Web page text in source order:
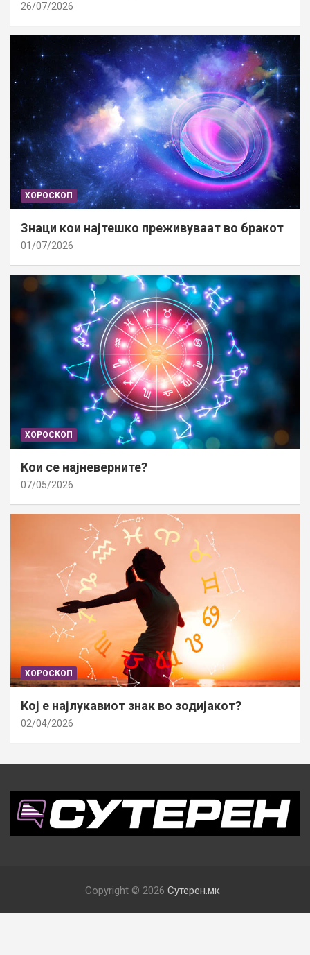
26/07/2026
ХОРОСКОП
Знаци кои најтешко преживуваат во бракот
01/07/2026
ХОРОСКОП
Кои се најневерните?
07/05/2026
ХОРОСКОП
Кој е најлукавиот знак во зодијакот?
02/04/2026
Copyright © 2026 Сутерен.мк